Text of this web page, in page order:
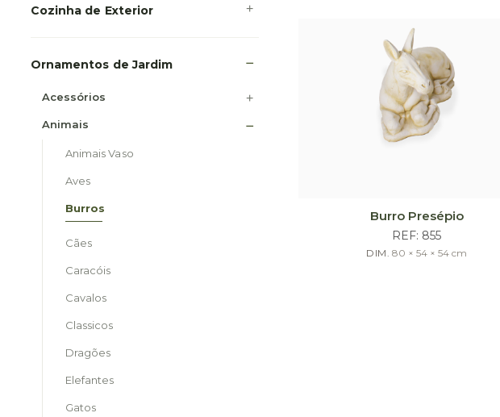
Cozinha de Exterior
Ornamentos de Jardim
Acessórios
Animais
Animais Vaso
Aves
Burros
Cães
Caracóis
Cavalos
Classicos
Dragões
Elefantes
Gatos
Burro Presépio
REF: 855
DIM. 80 × 54 × 54cm